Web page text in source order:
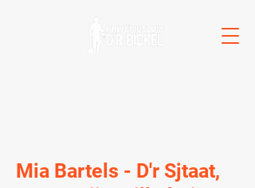
Mia Bartels - D'r Sjtaat,